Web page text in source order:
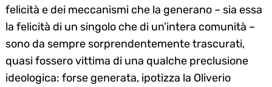
felicità e dei meccanismi che la generano – sia essa
la felicità di un singolo che di un’intera comunità –
sono da sempre sorprendentemente trascurati,
quasi fossero vittima di una qualche preclusione
ideologica: forse generata, ipotizza la Oliverio